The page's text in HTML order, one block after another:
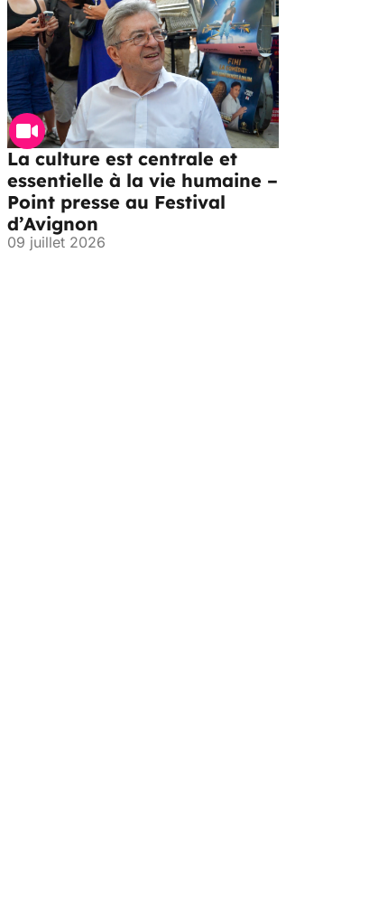
La culture est centrale et
essentielle à la vie humaine –
Point presse au Festival
d’Avignon
09 juillet 2026